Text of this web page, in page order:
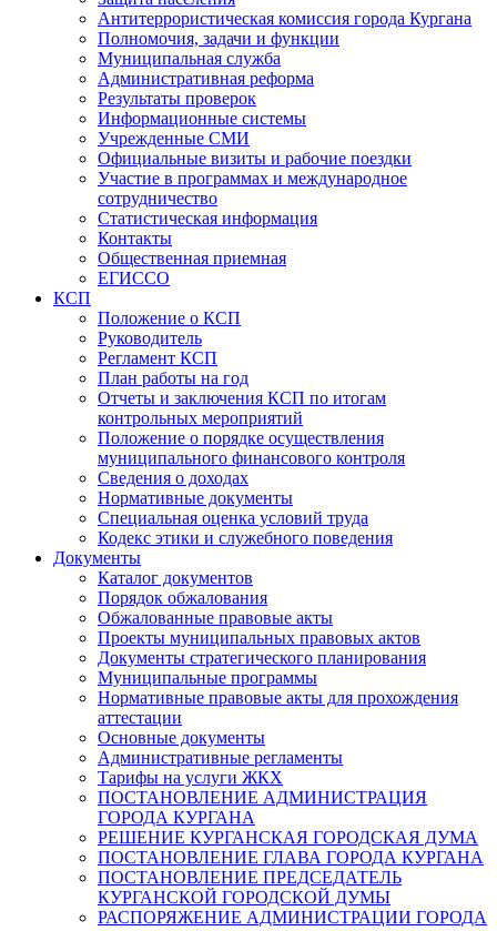
Антитеррористическая комиссия города Кургана
Полномочия, задачи и функции
Муниципальная служба
Административная реформа
Результаты проверок
Информационные системы
Учрежденные СМИ
Официальные визиты и рабочие поездки
Участие в программах и международное
сотрудничество
Статистическая информация
Контакты
Общественная приемная
ЕГИССО
КСП
Положение о КСП
Руководитель
Регламент КСП
План работы на год
Отчеты и заключения КСП по итогам
контрольных мероприятий
Положение о порядке осуществления
муниципального финансового контроля
Сведения о доходах
Нормативные документы
Специальная оценка условий труда
Кодекс этики и служебного поведения
Документы
Каталог документов
Порядок обжалования
Обжалованные правовые акты
Проекты муниципальных правовых актов
Документы стратегического планирования
Муниципальные программы
Нормативные правовые акты для прохождения
аттестации
Основные документы
Административные регламенты
Тарифы на услуги ЖКХ
ПОСТАНОВЛЕНИЕ АДМИНИСТРАЦИЯ
ГОРОДА КУРГАНА
РЕШЕНИЕ КУРГАНСКАЯ ГОРОДСКАЯ ДУМА
ПОСТАНОВЛЕНИЕ ГЛАВА ГОРОДА КУРГАНА
ПОСТАНОВЛЕНИЕ ПРЕДСЕДАТЕЛЬ
КУРГАНСКОЙ ГОРОДСКОЙ ДУМЫ
РАСПОРЯЖЕНИЕ АДМИНИСТРАЦИИ ГОРОДА